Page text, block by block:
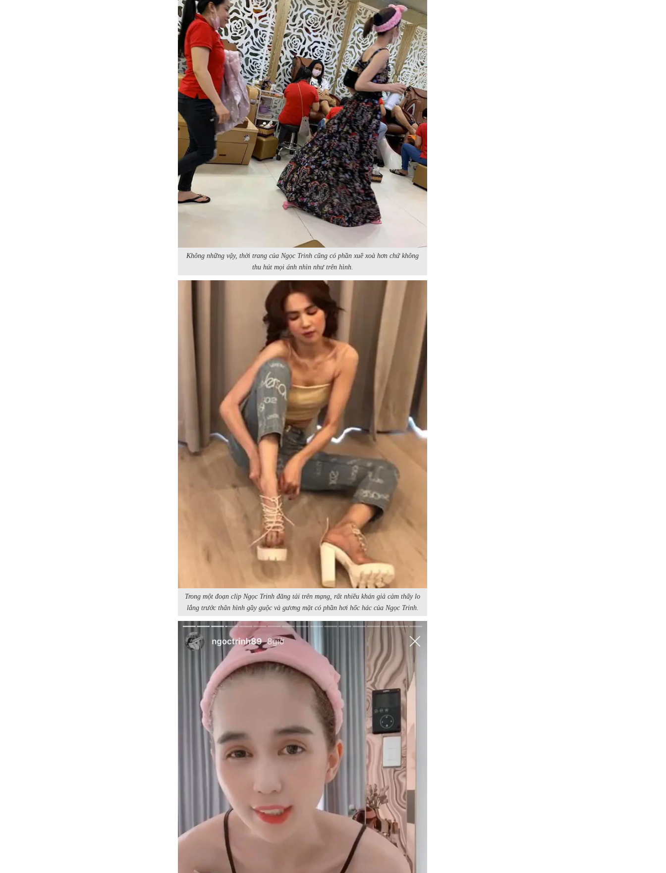
Không những vậy, thời trang của Ngọc Trinh cũng có phần xuề xoà hơn chứ không
thu hút mọi ánh nhìn như trên hình.
Trong một đoạn clip Ngọc Trinh đăng tải trên mạng, rất nhiều khán giả cảm thấy lo
lắng trước thân hình gầy guộc và gương mặt có phần hơi hốc hác của Ngọc Trinh.